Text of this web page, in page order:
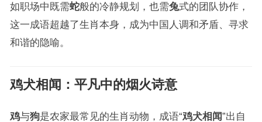
如职场中既需蛇般的冷静规划，也需兔式的团队协作，
这一成语超越了生肖本身，成为中国人调和矛盾、寻求
和谐的隐喻。
鸡犬相闻 ：平凡中的烟火诗意
鸡与狗是农家最常见的生肖动物，成语“鸡犬相闻”出自